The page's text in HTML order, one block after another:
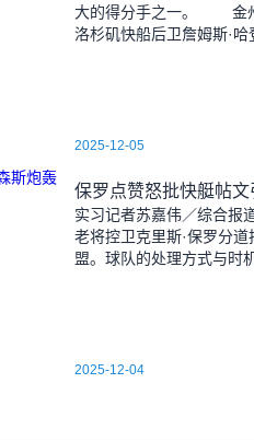
大的得分手之一。 金州勇士后卫斯蒂芬·库里与
洛杉矶快船后卫詹姆斯·哈
2025-12-05
实习记者苏嘉伟／综合报道 洛杉矶快艇突然
老将控卫克里斯·保罗分
盟。球队的处理方式与时
2025-12-04